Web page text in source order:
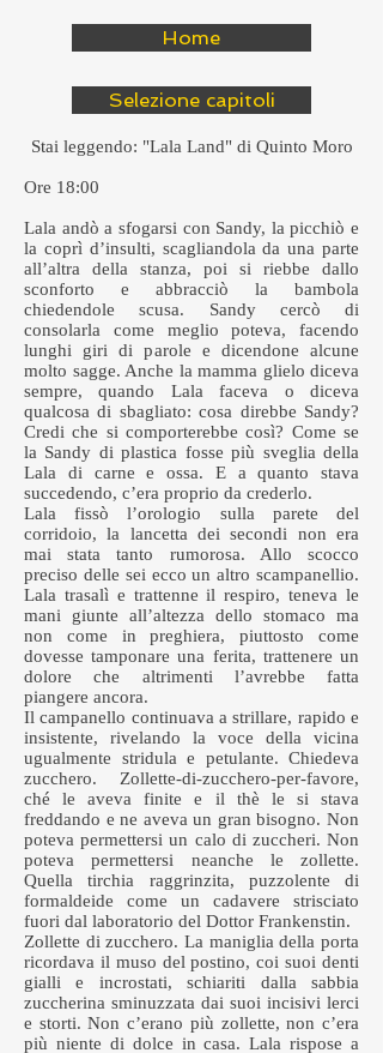
Home
Selezione capitoli
Stai leggendo: "Lala Land" di Quinto Moro
Ore 18:00
Lala andò a sfogarsi con Sandy, la picchiò e
la coprì d’insulti, scagliandola da una parte
all’altra della stanza, poi si riebbe dallo
sconforto e abbracciò la bambola
chiedendole scusa. Sandy cercò di
consolarla come meglio poteva, facendo
lunghi giri di parole e dicendone alcune
molto sagge. Anche la mamma glielo diceva
sempre, quando Lala faceva o diceva
qualcosa di sbagliato: cosa direbbe Sandy?
Credi che si comporterebbe così? Come se
la Sandy di plastica fosse più sveglia della
Lala di carne e ossa. E a quanto stava
succedendo, c’era proprio da crederlo.
Lala fissò l’orologio sulla parete del
corridoio, la lancetta dei secondi non era
mai stata tanto rumorosa. Allo scocco
preciso delle sei ecco un altro scampanellio.
Lala trasalì e trattenne il respiro, teneva le
mani giunte all’altezza dello stomaco ma
non come in preghiera, piuttosto come
dovesse tamponare una ferita, trattenere un
dolore che altrimenti l’avrebbe fatta
piangere ancora.
Il campanello continuava a strillare, rapido e
insistente, rivelando la voce della vicina
ugualmente stridula e petulante. Chiedeva
zucchero. Zollette-di-zucchero-per-favore,
ché le aveva finite e il thè le si stava
freddando e ne aveva un gran bisogno. Non
poteva permettersi un calo di zuccheri. Non
poteva permettersi neanche le zollette.
Quella tirchia raggrinzita, puzzolente di
formaldeide come un cadavere strisciato
fuori dal laboratorio del Dottor Frankenstin.
Zollette di zucchero. La maniglia della porta
ricordava il muso del postino, coi suoi denti
gialli e incrostati, schiariti dalla sabbia
zuccherina sminuzzata dai suoi incisivi lerci
e storti. Non c’erano più zollette, non c’era
più niente di dolce in casa. Lala rispose a